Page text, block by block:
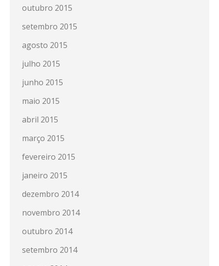
outubro 2015
setembro 2015
agosto 2015
julho 2015
junho 2015
maio 2015
abril 2015
março 2015
fevereiro 2015
janeiro 2015
dezembro 2014
novembro 2014
outubro 2014
setembro 2014